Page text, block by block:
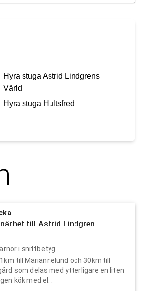
Hyra stuga Astrid Lindgrens
Värld
Hyra stuga Hultsfred
till Astrid Lindgren
i snittbetyg
till Mariannelund och 30km till
som delas med ytterligare en liten
kök med el...